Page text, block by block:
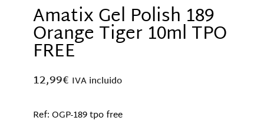
Amatix Gel Polish 189
Orange Tiger 10ml TPO
FREE
12,99€ IVA incluido
Ref: OGP-189 tpo free